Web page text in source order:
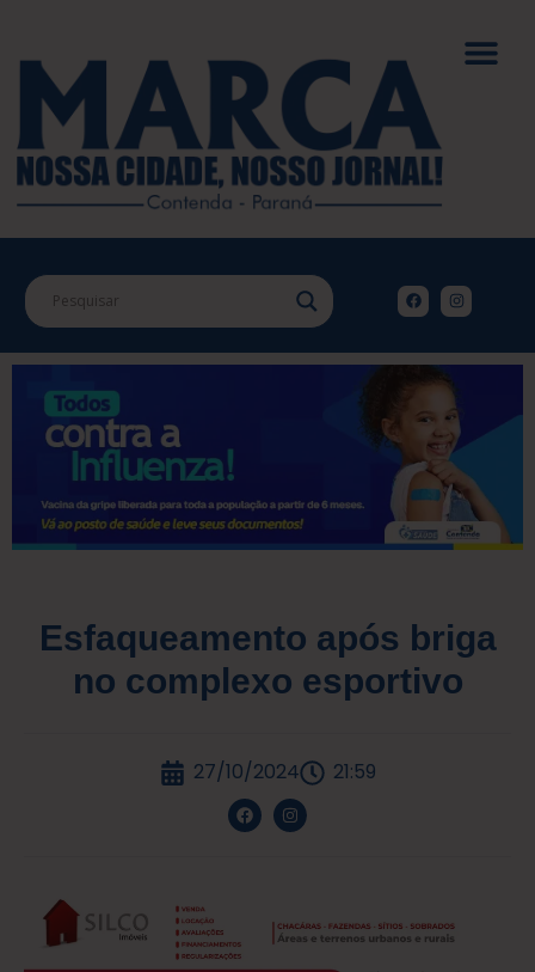
Esfaqueamento após briga
no complexo esportivo
27/10/2024 21:59